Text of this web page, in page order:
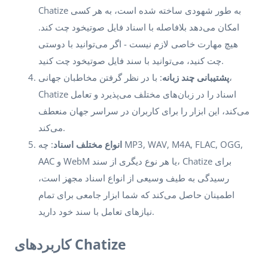
Chatize به طور شهودی ساخته شده است، به هر کسی
امکان می‌دهد بلافاصله با اسناد فایل صوتیخود چت کند.
هیچ مهارت خاصی لازم نیست - اگر می‌توانید با دوستی
چت کنید، می‌توانید با سند فایل صوتیخود چت کنید.
پشتیبانی چند زبانه: با در نظر گرفتن مخاطبان جهانی،
Chatize اسناد را در زبان‌های مختلف می‌پذیرد و تعامل
می‌کند، این ابزار را برای کاربران در سراسر جهان منعطف
می‌کند.
انواع مختلف اسناد: چه MP3, WAV, M4A, FLAC, OGG,
AAC و WebM یا هر نوع دیگری از سند، Chatize برای
رسیدگی به طیف وسیعی از انواع اسناد مجهز است،
اطمینان حاصل می‌کند که شما ابزار جامعی برای تمام
نیازهای تعامل با سند خود دارید.
کاربردهای Chatize